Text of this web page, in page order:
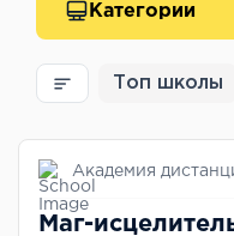
Категории
Топ школы
Маг-